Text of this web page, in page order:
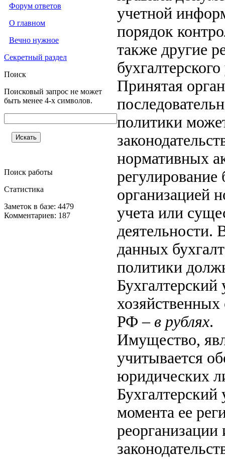
Форум ответов
О главном
Вечно нужное
Секретный раздел
Поиск
Поисковый запрос не может
быть менее 4-х символов.
Поиск работы
Статистика
Заметок в базе: 4479
Комментариев: 187
учетной
порядок
также другие
Принятая
политики
нормативных
регулирование
организацией
учета или
деятельности.
данных
политики
Бухгалтерский
хозяйственных
РФ – в рублях.
Имущество,
учитывается
юридических
Бухгалтерский
момента ее